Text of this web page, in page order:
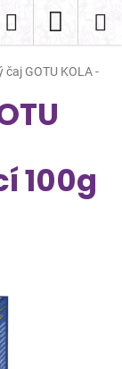
Hledat
KOŠÍK
čaj GOTU KOLA -
100g